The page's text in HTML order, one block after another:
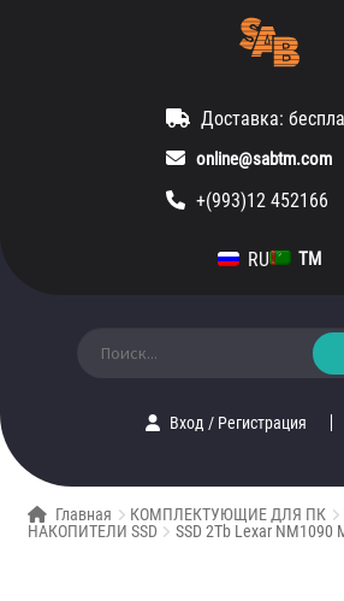
Доставка:
online@sabtm.com
+(993)12 452166
RU TM
Вход/ Регистрация
Главная КОМПЛЕКТУЮЩИЕ ДЛЯ ПК
НАКОПИТЕЛИ SSD
SSD 2Tb Lexar NM1090